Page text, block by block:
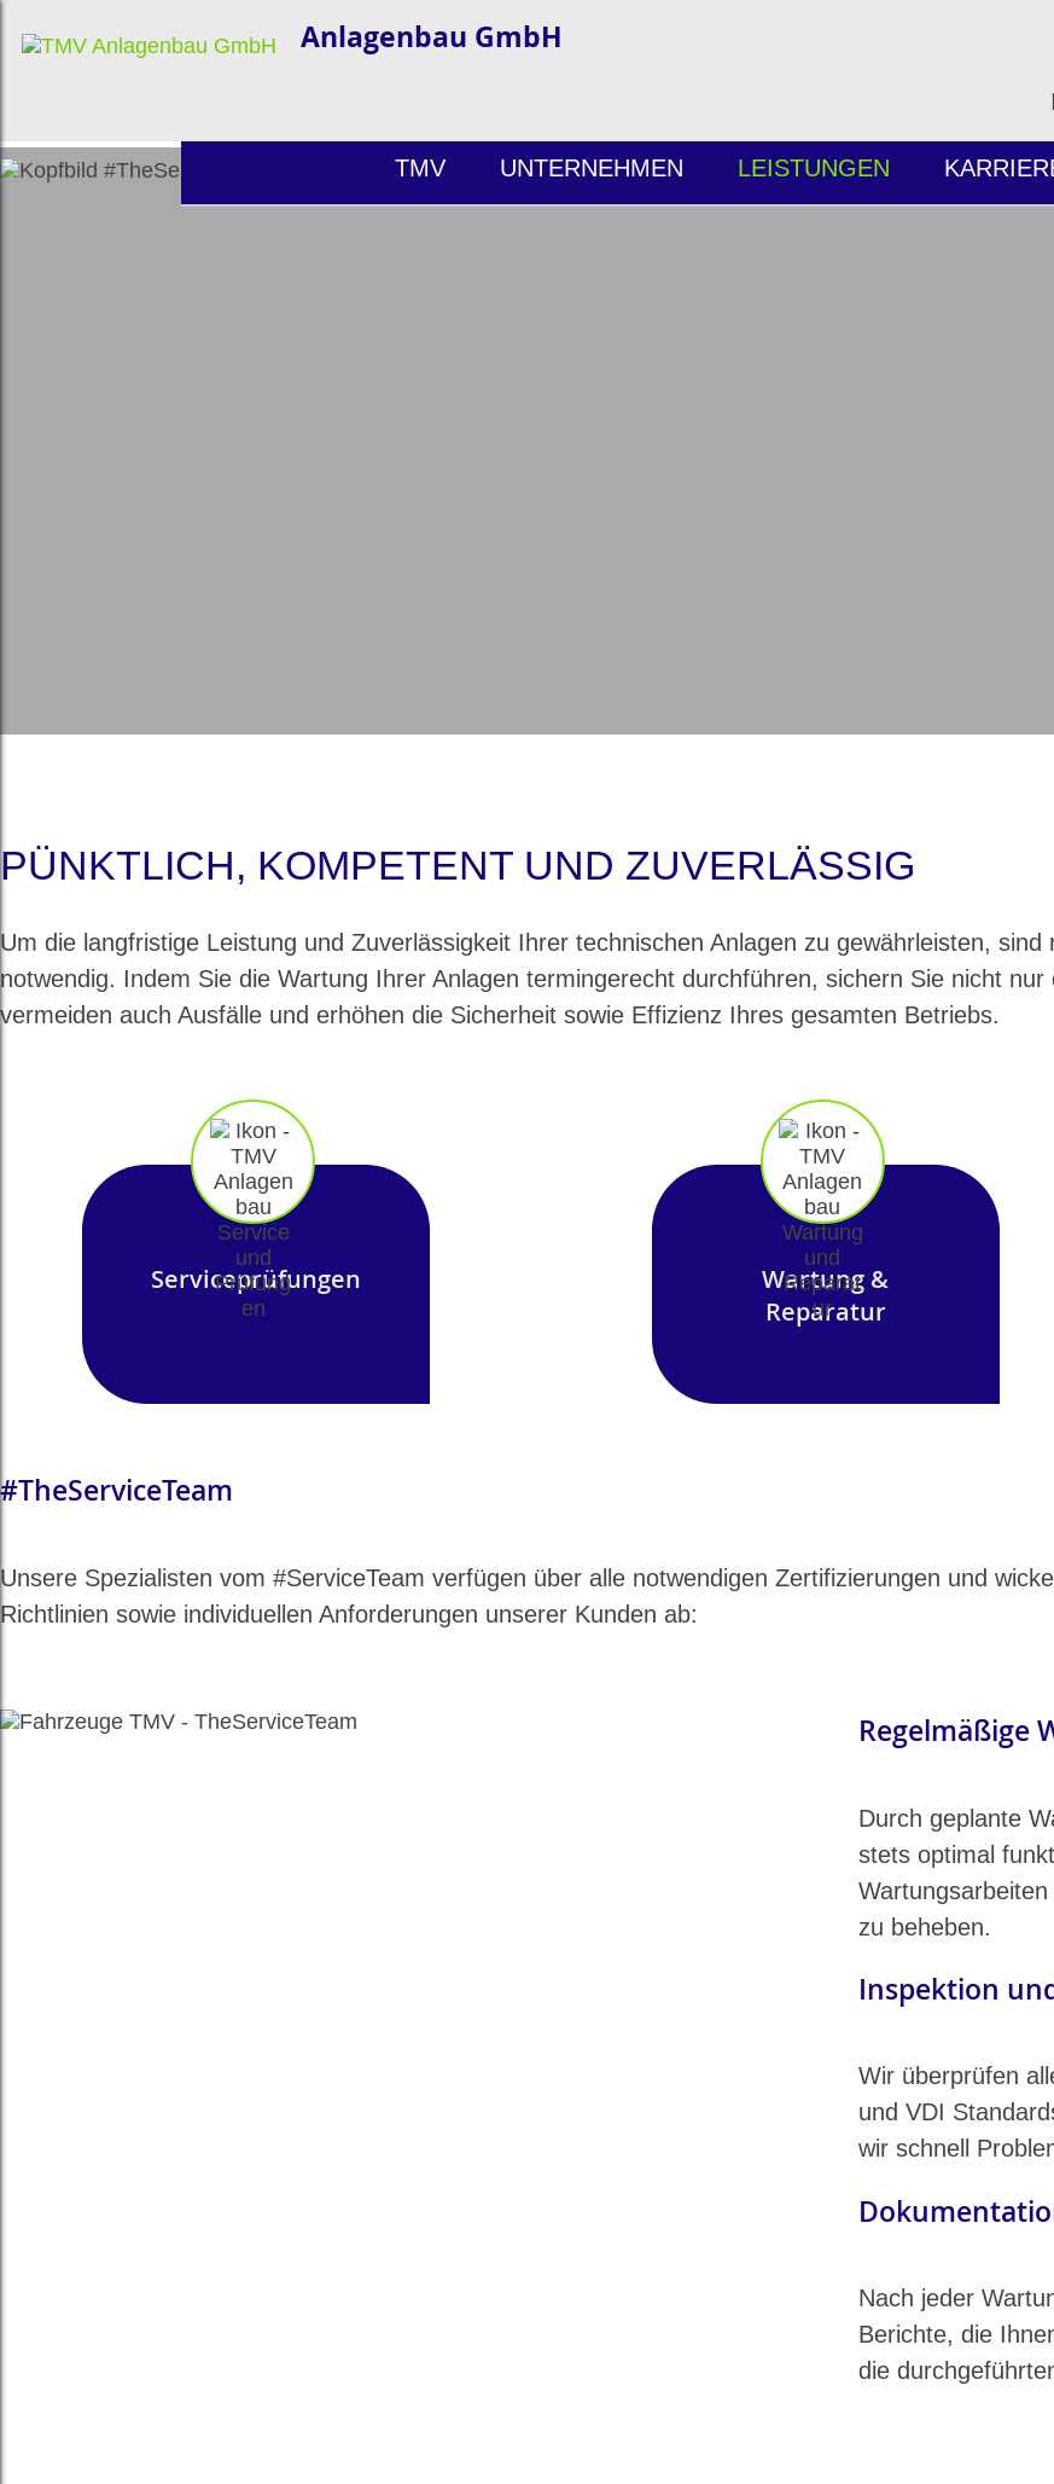
Anlagenbau GmbH
TMV UNTERNEHMEN LEISTUNGEN
PÜNKTLICH, KOMPETENT UND ZUVERLÄSSIG
Um die langfristige Leistung und Zuverlässigkeit Ihrer technischen Anlagen zu gewährleisten,
notwendig. Indem Sie die Wartung Ihrer Anlagen termingerecht durchführen, sichern Sie nicht
vermeiden auch Ausfälle und erhöhen die Sicherheit sowie Effizienz Ihres gesamten Betriebs.
Serviceprüfungen
Wartung &
Reparatur
#TheServiceTeam
Unsere Spezialisten vom #ServiceTeam verfügen über alle notwendigen Zertifizierungen und
Richtlinien sowie individuellen Anforderungen unserer Kunden ab:
Regelmäßige
Durch geplante
stets optimal
zu beheben.
Inspektion
Wir überprüfen
und VDI
wir schnell
Nach jeder
Berichte, die
die